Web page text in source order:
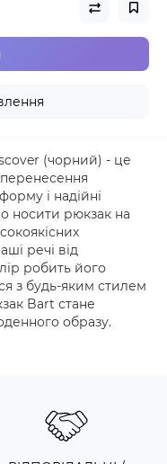
(чорний) - це
і надійні
носити рюкзак на
речі від
робить його
з будь-яким стилем
Bart стане
образу.